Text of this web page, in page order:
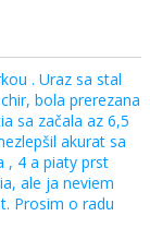
. Uraz sa stal
bola prerezana
sa začala az 6,5
akurat sa
, 4 a piaty prst
ale ja neviem
Prosim o radu